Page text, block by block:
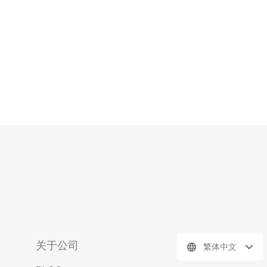
关于公司 繁体中文